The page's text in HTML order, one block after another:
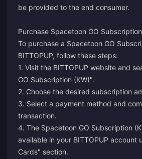
be provided to the end consumer.
Purchase Spacetoon GO
To purchase a Spacetoon GO
BITTOPUP, follow these steps:
1. Visit the BITTOPUP website and
GO Subscription (KW)".
2. Choose the desired subscription
3. Select a payment method and
transaction.
4. The Spacetoon GO Subscription
available in your BITTOPUP account
Cards" section.